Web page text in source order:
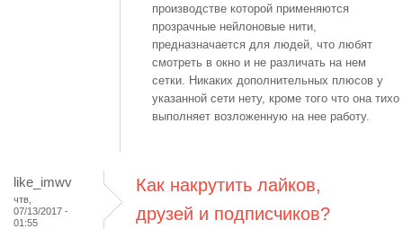
производстве которой применяются
прозрачные нейлоновые нити,
предназначается для людей, что любят
смотреть в окно и не различать на нем
сетки. Никаких дополнительных плюсов у
указанной сети нету, кроме того что она тихо
выполняет возложенную на нее работу.
like_imwv
чтв,
07/13/2017 -
01:55
Как накрутить лайков,
друзей и подписчиков?